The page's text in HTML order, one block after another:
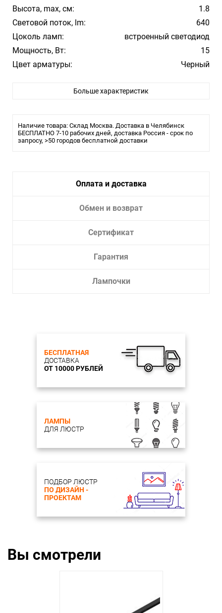
Высота, max, см:
1.8
Световой поток, lm:
640
Цоколь ламп:
встроенный светодиод
Мощность, Вт:
15
Цвет арматуры:
Черный
Материал плафона/абажура:
Тип лампы:
Тип цоколя, шт: LED
Световой поток, Lm: 640
Цвет каркаса: Черный
Материал плафона: Алюминий
Степень защиты, IP: IP20
Больше характеристик
Наличие товара: Склад Москва. Доставка в Челябинск
БЕСПЛАТНО 7-10 рабочих дней, доставка Россия - срок по
запросу, >50 городов бесплатной доставки
Оплата и доставка
Обмен и возврат
Сертификат
Гарантия
Лампочки
БЕСПЛАТНАЯ
ДОСТАВКА
ОТ 10000 РУБЛЕЙ
ЛАМПЫ
ДЛЯ ЛЮСТР
ПОДБОР ЛЮСТР
ПО ДИЗАЙН -
ПРОЕКТАМ
Вы смотрели